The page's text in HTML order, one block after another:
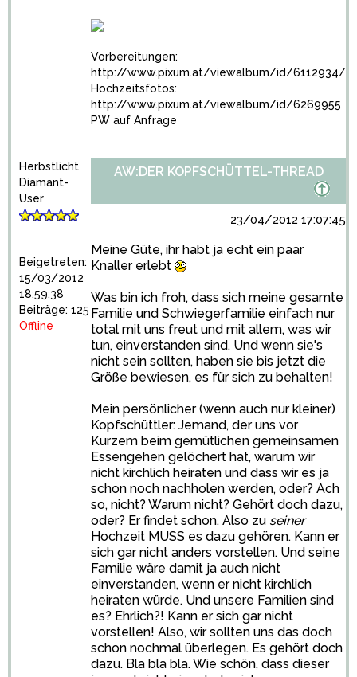
Vorbereitungen:
http://www.pixum.at/viewalbum/id/6112934/
Hochzeitsfotos:
http://www.pixum.at/viewalbum/id/6269955
PW auf Anfrage
Herbstlicht
Diamant-
User
Beigetreten:
15/03/2012
18:59:38
Beiträge: 125
Offline
AW:DER KOPFSCHÜTTEL-THREAD
23/04/2012 17:07:45
Meine Güte, ihr habt ja echt ein paar
Knaller erlebt
Was bin ich froh, dass sich meine gesamte
Familie und Schwiegerfamilie einfach nur
total mit uns freut und mit allem, was wir
tun, einverstanden sind. Und wenn sie's
nicht sein sollten, haben sie bis jetzt die
Größe bewiesen, es für sich zu behalten!
Mein persönlicher (wenn auch nur kleiner)
Kopfschüttler: Jemand, der uns vor
Kurzem beim gemütlichen gemeinsamen
Essengehen gelöchert hat, warum wir
nicht kirchlich heiraten und dass wir es ja
schon noch nachholen werden, oder? Ach
so, nicht? Warum nicht? Gehört doch dazu,
oder? Er findet schon. Also zu seiner
Hochzeit MUSS es dazu gehören. Kann er
sich gar nicht anders vorstellen. Und seine
Familie wäre damit ja auch nicht
einverstanden, wenn er nicht kirchlich
heiraten würde. Und unsere Familien sind
es? Ehrlich?! Kann er sich gar nicht
vorstellen! Also, wir sollten uns das doch
schon nochmal überlegen. Es gehört doch
dazu. Bla bla bla. Wie schön, dass dieser